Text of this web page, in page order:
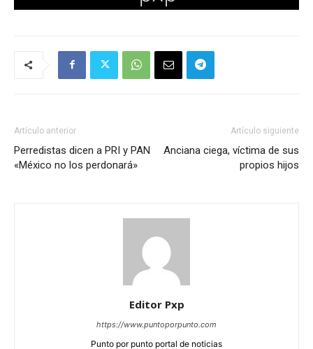
Artículo anterior
Perredistas dicen a PRI y PAN
«México no los perdonará»
Artículo siguiente
Anciana ciega, víctima de sus
propios hijos
Editor Pxp
https://www.puntoporpunto.com
Punto por punto portal de noticias